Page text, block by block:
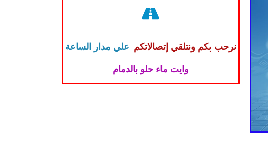
نرحب بكم ونتلقي إتصالاتكم علي مدار الساعة
وايت ماء حلو بالدمام